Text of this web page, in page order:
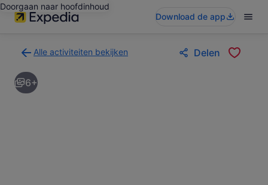
Doorgaan naar hoofdinhoud
Download de app
Alle activiteiten bekijken
naar
de
zoekresultatenpagina
Delen
6+